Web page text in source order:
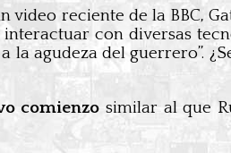
video reciente de la BBC,
con diversas
agudeza del guerrero”.
comienzo similar al que